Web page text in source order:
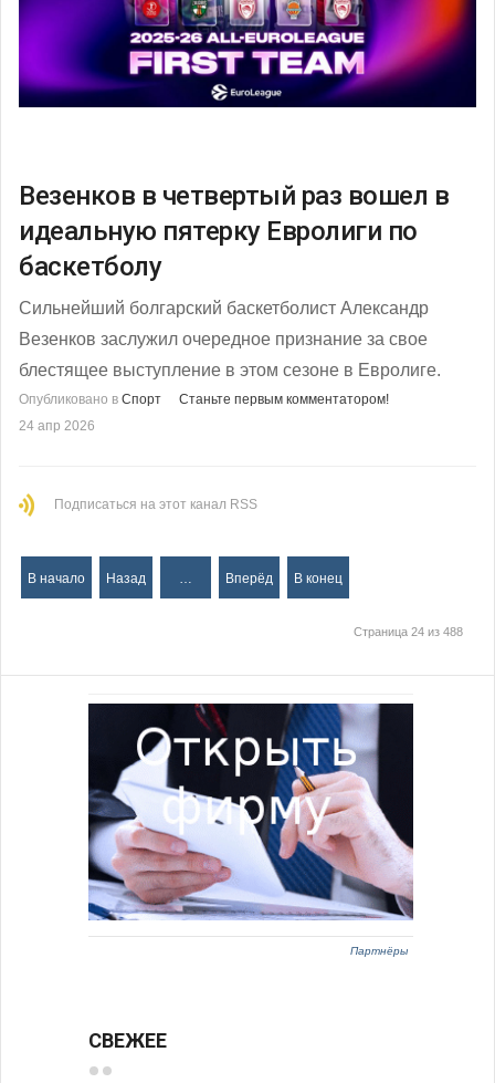
Везенков в четвертый раз вошел в
идеальную пятерку Евролиги по
баскетболу
Сильнейший болгарский баскетболист Александр
Везенков заслужил очередное признание за свое
блестящее выступление в этом сезоне в Евролиге.
Опубликовано в Спорт
Станьте первым комментатором!
24 апр 2026
Подписаться на этот канал RSS
В начало Назад … Вперёд В конец
Страница 24 из 488
Партнёры
СВЕЖЕЕ